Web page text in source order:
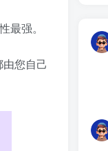
最强。
您自己